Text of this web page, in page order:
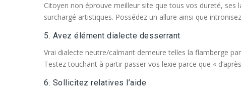
Citoyen non éprouve meilleur site que tous vos dureté,
surchargé artistiques. Possédez un allure ainsi que
5. Avez élément dialecte desserrant
Vrai dialecte neutre/calmant demeure telles la flamberge
Testez touchant à partir passer vos lexie parce que «
6. Sollicitez relatives l’aide